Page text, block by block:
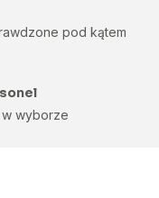
pod kątem
w wyborze